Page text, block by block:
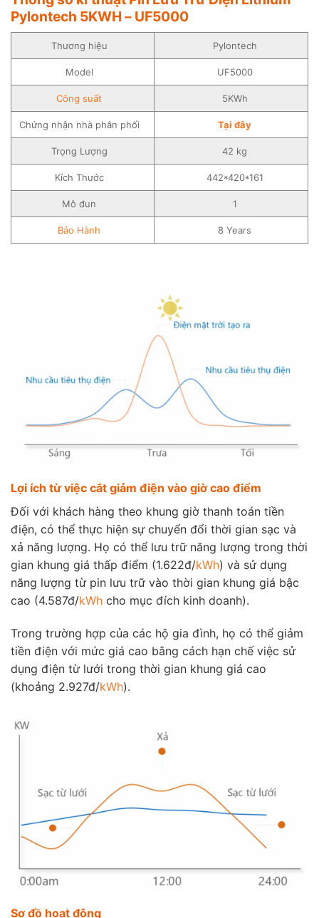
Pylontech 5KWH – UF5000
Thương hiệu Pylontech
Model UF5000
Công suất 5KWh
Chứng nhận nhà phân phối Tại đây
Trọng Lượng 42 kg
Kích Thước 442*420*161
Mô đun 1
Bảo Hành 8 Years
Lợi ích từ việc cắt giảm điện vào giờ cao điểm
Đối với khách hàng theo khung giờ thanh toán tiền
điện, có thể thực hiện sự chuyển đổi thời gian sạc và
xả năng lượng. Họ có thể lưu trữ năng lượng trong thời
gian khung giá thấp điểm (1.622đ/kWh) và sử dụng
năng lượng từ pin lưu trữ vào thời gian khung giá bậc
cao (4.587đ/kWh cho mục đích kinh doanh).
Trong trường hợp của các hộ gia đình, họ có thể giảm
tiền điện với mức giá cao bằng cách hạn chế việc sử
dụng điện từ lưới trong thời gian khung giá cao
(khoảng 2.927đ/kWh).
Sơ đồ hoạt động